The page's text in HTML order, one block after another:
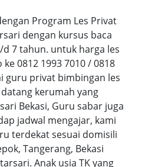
Program Les Privat
dengan kursus baca
7 tahun. untuk harga les
0812 1993 7010 / 0818
guru privat bimbingan les
kerumah yang
Bekasi, Guru sabar juga
jadwal mengajar, kami
terdekat sesuai domisili
Tangerang, Bekasi
Anak usia TK yang